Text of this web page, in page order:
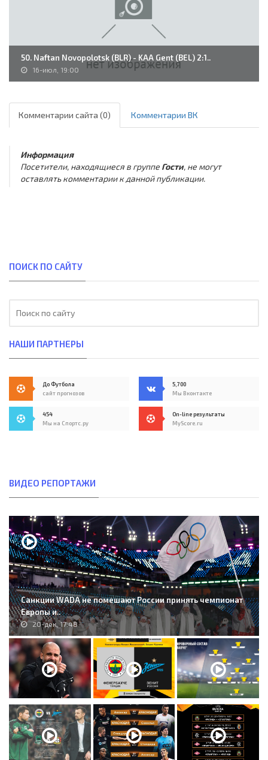
50. Naftan Novopolotsk (BLR) - KAA Gent (BEL) 2:1..
16-июл, 19:00
Комментарии сайта (0) Комментарии ВК
Информация
Посетители, находящиеся в группе Гости, не могут
оставлять комментарии к данной публикации.
ПОИСК ПО САЙТУ
НАШИ ПАРТНЕРЫ
До Футбола
сайт прогнозов
5,700
Мы Вконтакте
454
Мы на Спортс.ру
On-line результаты
MyScore.ru
ВИДЕО РЕПОРТАЖИ
Санкции WADA не помешают России принять чемпионат
Европы и..
20-дек, 17:48